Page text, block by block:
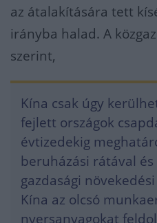
az átalakítására tett
irányba halad. A
szerint,
Kína csak úgy
fejlett országok
évtizedekig
beruházási rátával
gazdasági
Kína az olcsó
nyersanyagokat